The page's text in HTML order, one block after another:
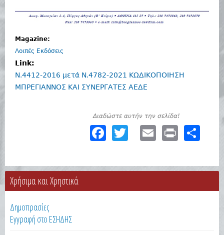
Magazine:
Λοιπές Εκδόσεις
Link:
Ν.4412-2016 μετά Ν.4782-2021 ΚΩΔΙΚΟΠΟΙΗΣΗ
ΜΠΡΕΓΙΑΝΝΟΣ ΚΑΙ ΣΥΝΕΡΓΑΤΕΣ ΑΕΔΕ
Διαδώστε αυτήν την σελίδα!
F
c
b
T
it
e
E
ai
Pr
t
S
a
Χρήσιμα και Χρηστικά
Δημοπρασίες
Εγγραφή στο ΕΣΗΔΗΣ